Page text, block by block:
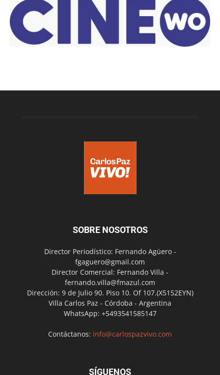
SOBRE NOSOTROS
Director Periodístico: Fernando Agüero -
fgaguero@gmail.com
Director Comercial: Fernando Villa -
fernando.villa@fmazul.com
Dirección: 9 de Julio 90. Piso 10. Of 107.(X5152EYN)
Villa Carlos Paz - Córdoba - Argentina
WhatsApp: +5493541585147
Contáctanos: info@carlospazvivo.com
SÍGUENOS